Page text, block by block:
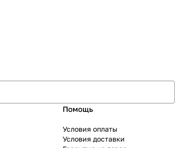
Помощь
Условия оплаты
Условия доставки